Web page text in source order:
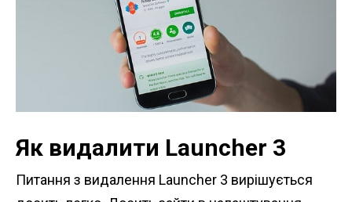
Як видалити Launcher 3
Питання з видалення Launcher 3 вирішується